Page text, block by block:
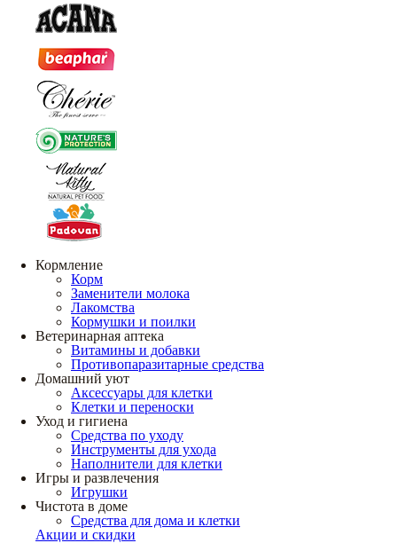
Кормление
Корм
Заменители молока
Лакомства
Кормушки и поилки
Ветеринарная аптека
Витамины и добавки
Противопаразитарные средства
Домашний уют
Аксессуары для клетки
Клетки и переноски
Уход и гигиена
Средства по уходу
Инструменты для ухода
Наполнители для клетки
Игры и развлечения
Игрушки
Чистота в доме
Средства для дома и клетки
Акции и скидки